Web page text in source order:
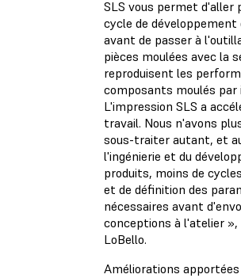
SLS vous permet d'aller
cycle de développement
avant de passer à
pièces moulées avec la
reproduisent les
composants moulés par
L'impression SLS a
travail. Nous n'avons
sous-traiter autant, et
l'ingénierie et du
produits, moins de
et de définition des
nécessaires avant
conceptions à l'atelier »,
LoBello.
Améliorations